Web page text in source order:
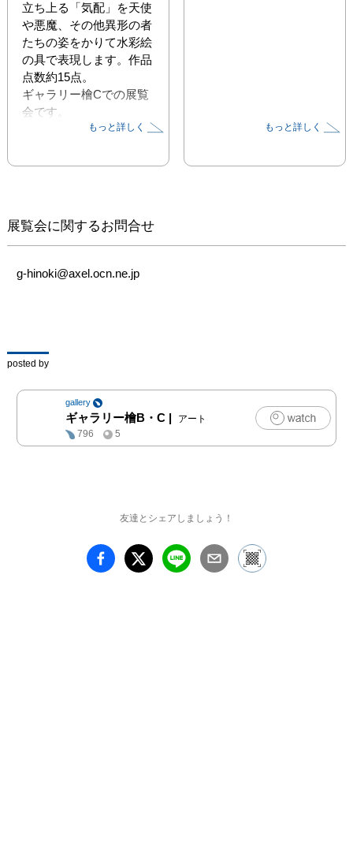
立ち上る「気配」を天使
や悪魔、その他異形の者
たちの姿をかりて水彩絵
の具で表現します。作品
点数約15点。
ギャラリー檜Cでの展覧
会です。
ヴァルター・ベンヤミン
い、一回性の経験を「ア
ウラ」と定義しました。
私はその言葉を借りてい
通った街には、建物だけ
では説明できない空気が
あります。人はその空気
に惹かれ、励まされ、疲
弊し、ときには人生まで
変えられてしまう。私は
もっと詳しく もっと詳しく
展覧会に関するお問合せ
g-hinoki@axel.ocn.ne.jp
posted by
gallery
ギャラリー檜B・C |
アート
796
5
友達とシェアしましょう！